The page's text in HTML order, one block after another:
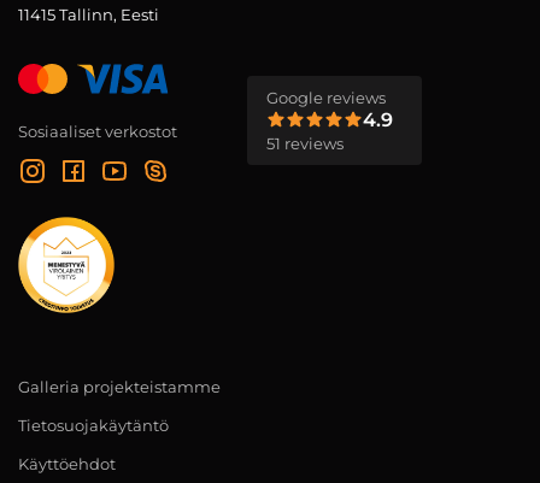
11415 Tallinn, Eesti
Sosiaaliset verkostot
Google reviews
4.9
51 reviews
Galleria projekteistamme
Tietosuojakäytäntö
Käyttöehdot